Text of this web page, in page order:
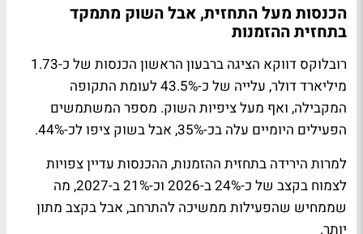
הכנסות מעל התחזית, אבל השוק מתמקד
בתחזית ההזמנות
רובלוקס דווקא הציגה ברבעון הראשון הכנסות של כ-1.73
מיליארד דולר, עלייה של כ-43.5% לעומת התקופה
המקבילה, ואף מעל ציפיות השוק. מספר המשתמשים
הפעילים היומיים עלה בכ-35%, אבל בשוק ציפו לכ-44%.
למרות הירידה בתחזית ההזמנות, ההכנסות עדיין צפויות
לצמוח בקצב של כ-24% ב-2026 וכ-21% ב-2027, מה
שממחיש שהפעילות ממשיכה להתרחב, אבל בקצב מתון
יותר.